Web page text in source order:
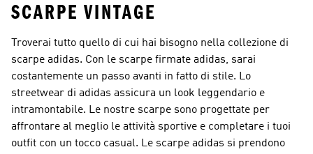
SCARPE VINTAGE
Troverai tutto quello di cui hai bisogno nella collezione di
scarpe adidas. Con le scarpe firmate adidas, sarai
costantemente un passo avanti in fatto di stile. Lo
streetwear di adidas assicura un look leggendario e
intramontabile. Le nostre scarpe sono progettate per
affrontare al meglio le attività sportive e completare i tuoi
outfit con un tocco casual. Le scarpe adidas si prendono